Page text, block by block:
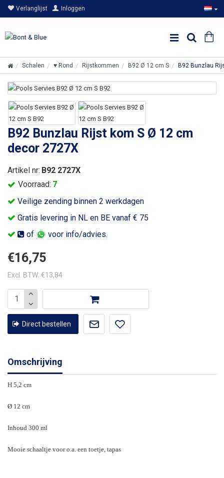
Verlanglijst Inloggen
Schalen ♥ Rond Rijstkommen B92 Ø 12 cm S B92 Bunzlau
B92 Bunzlau Rijst kom S Ø 12 cm
decor 2727X
Veilige zending binnen 2 werkdagen
Gratis levering in NL en BE vanaf € 75
of
voor info/advies.
Voorraad: 7
Artikel nr: B92 2727X
€16,75
Excl. BTW: €13,84
Direct bestellen
Omschrijving
H 5,2 cm
Ø 12 cm
Inhoud 300 ml
Mooie schaaltje voor o.a. een toetje, tapas